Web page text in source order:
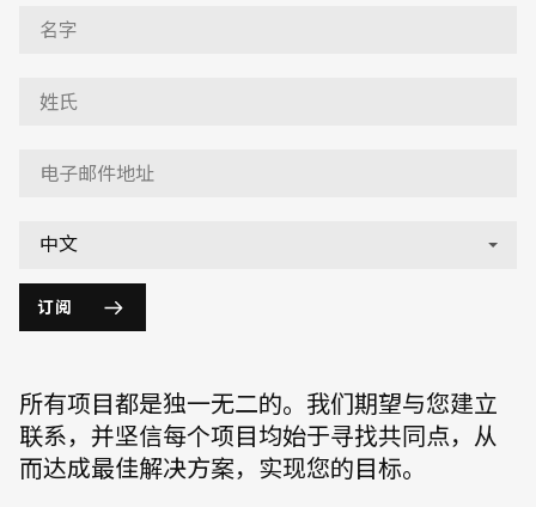
订阅
所有项目都是独一无二的。我们期望与您建立
联系，并坚信每个项目均始于寻找共同点，从
而达成最佳解决方案，实现您的目标。